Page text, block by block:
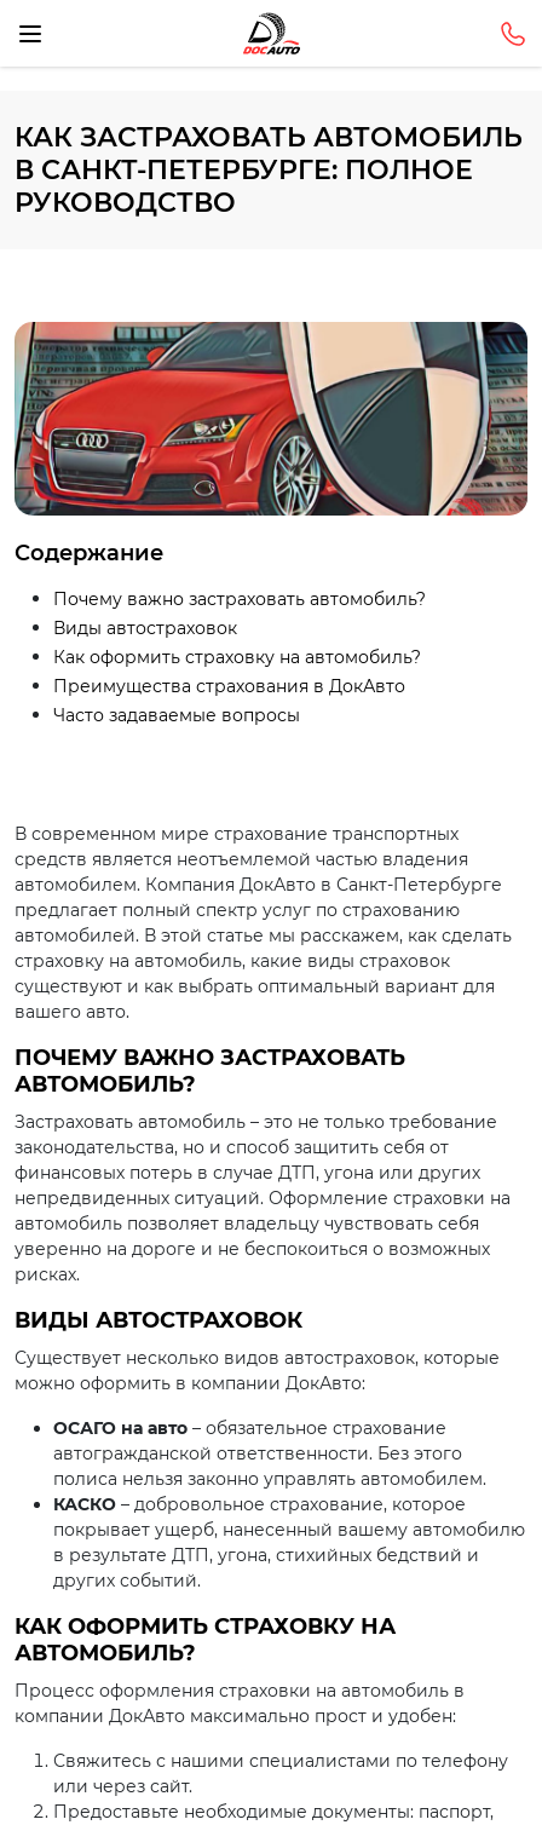
КАК ЗАСТРАХОВАТЬ АВТОМОБИЛЬ
В САНКТ-ПЕТЕРБУРГЕ: ПОЛНОЕ
РУКОВОДСТВО
Содержание
Почему важно застраховать автомобиль?
Виды автостраховок
Как оформить страховку на автомобиль?
Преимущества страхования в ДокАвто
Часто задаваемые вопросы
В современном мире страхование транспортных
средств является неотъемлемой частью владения
автомобилем. Компания ДокАвто в Санкт-Петербурге
предлагает полный спектр услуг по страхованию
автомобилей. В этой статье мы расскажем, как сделать
страховку на автомобиль, какие виды страховок
существуют и как выбрать оптимальный вариант для
вашего авто.
ПОЧЕМУ ВАЖНО ЗАСТРАХОВАТЬ
АВТОМОБИЛЬ?
Застраховать автомобиль – это не только требование
законодательства, но и способ защитить себя от
финансовых потерь в случае ДТП, угона или других
непредвиденных ситуаций. Оформление страховки на
автомобиль позволяет владельцу чувствовать себя
уверенно на дороге и не беспокоиться о возможных
рисках.
ВИДЫ АВТОСТРАХОВОК
Существует несколько видов автостраховок, которые
можно оформить в компании ДокАвто:
ОСАГО на авто – обязательное страхование
автогражданской ответственности. Без этого
полиса нельзя законно управлять автомобилем.
КАСКО – добровольное страхование, которое
покрывает ущерб, нанесенный вашему автомобилю
в результате ДТП, угона, стихийных бедствий и
других событий.
КАК ОФОРМИТЬ СТРАХОВКУ НА
АВТОМОБИЛЬ?
Процесс оформления страховки на автомобиль в
компании ДокАвто максимально прост и удобен:
Свяжитесь с нашими специалистами по телефону
или через сайт.
Предоставьте необходимые документы: паспорт,